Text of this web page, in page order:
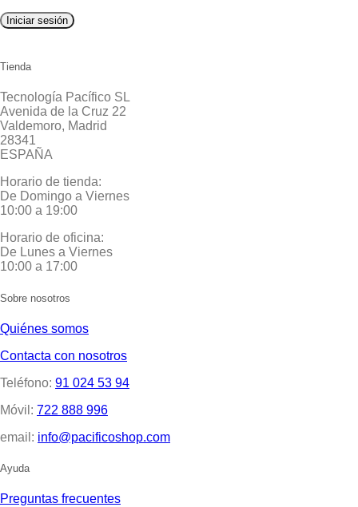
Iniciar sesión
Tienda
Tecnología Pacífico SL
Avenida de la Cruz 22
Valdemoro, Madrid
28341
ESPAÑA
Horario de tienda:
De Domingo a Viernes
10:00 a 19:00
Horario de oficina:
De Lunes a Viernes
10:00 a 17:00
Sobre nosotros
Quiénes somos
Contacta con nosotros
Teléfono: 91 024 53 94
Móvil: 722 888 996
email: info@pacificoshop.com
Ayuda
Preguntas frecuentes